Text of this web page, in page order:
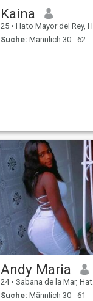
Kaina
25 • Hato Mayor del Rey, Hato Mayor, Dom. Rep.
Suche: Männlich 30 - 62
Andy Maria
24 • Sabana de la Mar, Hato Mayor, Dom. Rep.
Suche: Männlich 30 - 61